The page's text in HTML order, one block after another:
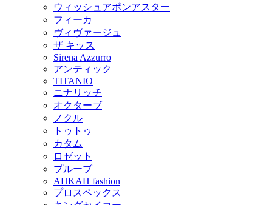
ウィッシュアポンアスター
フィーカ
ヴィヴァージュ
ザ キッス
Sirena Azzurro
アンティック
TITANIO
ニナリッチ
オクターブ
ノクル
トゥトゥ
カタム
ロゼット
プルーブ
AHKAH fashion
プロスペックス